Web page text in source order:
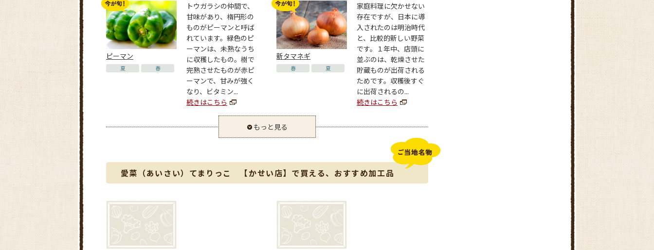
ピーマン
夏 春
トウガラシの仲間で、
甘味があり、楕円形の
ものがピーマンと呼ば
れています。緑色のピ
ーマンは、未熟なうち
に収穫したもの。樹で
完熟させたものが赤ピ
ーマンで、甘みが強く
なり、ビタミン...
続きはこちら
新タマネギ
春 夏
家庭料理に欠かせない
存在ですが、日本に導
入されたのは明治時代
と、比較的新しい野菜
です。１年中、店頭に
並ぶのは、乾燥させた
貯蔵ものが出荷される
ためです。収穫後すぐ
に出荷されるの...
続きはこちら
もっと見る
愛菜（あいさい）てまりっこ 【かせい店】で買える、おすすめ加工品